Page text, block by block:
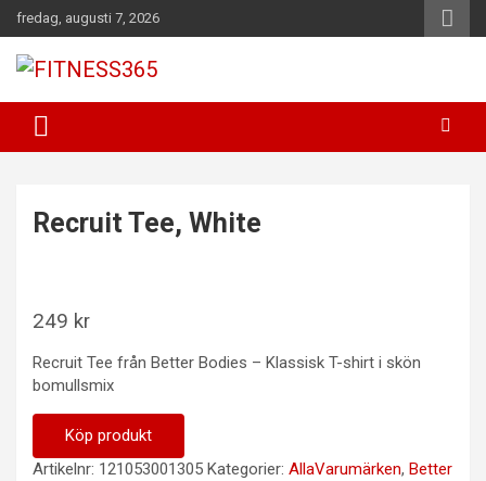
Hoppa
till
innehåll
fredag, augusti 7, 2026
FITNESS365
Recruit Tee, White
249 kr
Recruit Tee från Better Bodies – Klassisk T-shirt i skön
bomullsmix
Köp produkt
Artikelnr: 121053001305 Kategorier: AllaVarumärken, Better